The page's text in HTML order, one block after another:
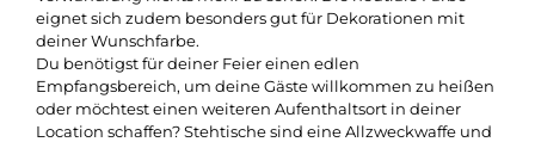
eignet sich zudem besonders gut für Dekorationen mit
deiner Wunschfarbe.
Du benötigst für deiner Feier einen edlen
Empfangsbereich, um deine Gäste willkommen zu heißen
oder möchtest einen weiteren Aufenthaltsort in deiner
Location schaffen? Stehtische sind eine Allzweckwaffe und